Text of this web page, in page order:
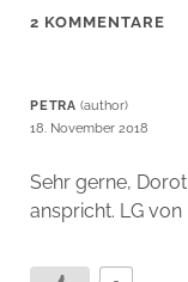
2 KOMMENTARE
PETRA
18. November 2018
Sehr gerne,
anspricht. LG von